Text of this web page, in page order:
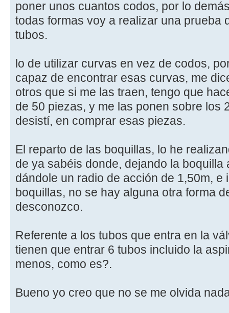
poner unos cuantos codos, por lo
todas formas voy a realizar una prueba
tubos.
lo de utilizar curvas en vez de codos,
capaz de encontrar esas curvas, me
otros que si me las traen, tengo que
de 50 piezas, y me las ponen sobre los
desistí, en comprar esas piezas.
El reparto de las boquillas, lo he
de ya sabéis donde, dejando la
dándole un radio de acción de 1,50m, e
boquillas, no se hay alguna otra forma
desconozco.
Referente a los tubos que entra en la
tienen que entrar 6 tubos incluido la
menos, como es?.
Bueno yo creo que no se me olvida